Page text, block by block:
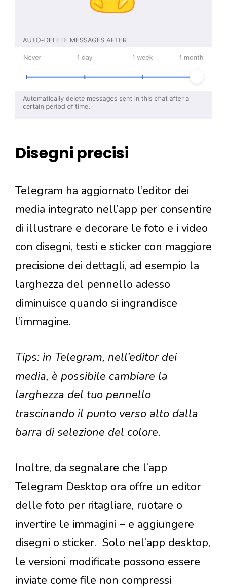
Disegni precisi
Telegram ha aggiornato l’editor dei
media integrato nell’app per consentire
di illustrare e decorare le foto e i video
con disegni, testi e sticker con maggiore
precisione dei dettagli, ad esempio la
larghezza del pennello adesso
diminuisce quando si ingrandisce
l’immagine.
Tips: in Telegram, nell’editor dei
media, è possibile cambiare la
larghezza del tuo pennello
trascinando il punto verso alto dalla
barra di selezione del colore.
Inoltre, da segnalare che l’app
Telegram Desktop ora offre un editor
delle foto per ritagliare, ruotare o
invertire le immagini – e aggiungere
disegni o sticker. Solo nel’app desktop,
le versioni modificate possono essere
inviate come file non compressi